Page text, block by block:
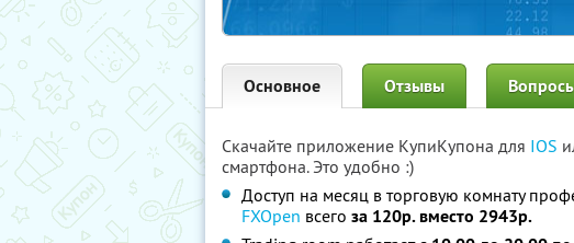
Основное Отзывы
Скачайте приложение КупиКупона для IOS
смартфона. Это удобно :)
Доступ на месяц в торговую комнату
FXOpen всего за 120р. вместо 2943р.